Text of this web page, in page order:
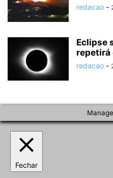
redacao -
Eclipse
repetirá
redacao -
Fechar